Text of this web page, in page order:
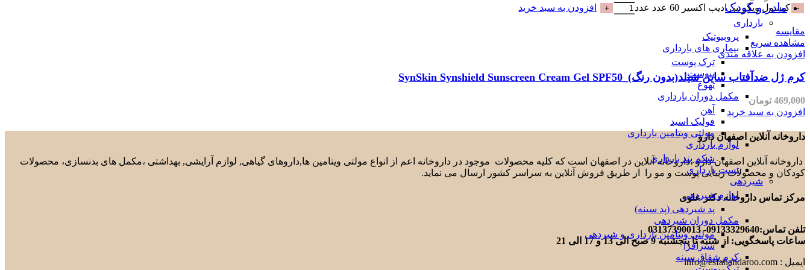
مادر و کودک
بارداری
پروبیوتیک
بیماری های بارداری
ترک پوست
یبوست
تهوع
مکمل دوران بارداری
آهن
فولیک اسید
مولتی ویتامین بارداری
لوازم بارداری
شکم بند بارداری
تست بارداری
شیردهی
لوازم شیردهی
پد شیردهی (پد سینه)
مکمل دوران شیردهی
مولتی ویتامین بارداری و شیردهی
شیرافزا
کرم شقاق سینه
کپسول ویگرس ادیب اکسیر 60 عدد عدد
افزودن به سبد خرید
مقایسه
مشاهده سریع
افزودن به علاقه مندی
کرم ژل ضدآفتاب ساین شیلد(بدون رنگ)_SynSkin Synshield Sunscreen Cream Gel SPF50
469,000 تومان
افزودن به سبد خرید
داروخانه آنلاین اصفهان دارو
داروخانه آنلاین اصفهان دارو ،داروخانه آنلاین در اصفهان است که کلیه محصولات موجود در داروخانه اعم از انواع مولتی ویتامین ها,داروهای گیاهی, لوازم آرایشی, بهداشتی ،مکمل های بدنسازی، محصولات
کودکان و محصولات زیبایی پوست و مو را از طریق فروش آنلاین به سراسر کشور ارسال می نماید.
مرکز تماس داروخانه دکتر علوی
تلفن تماس:09133329640- 03137390013
ساعات پاسخگویی: از شنبه تا پنجشنبه 9 صبح الی 13 و 17 الی 21
ایمیل : info@esfahandaroo.com